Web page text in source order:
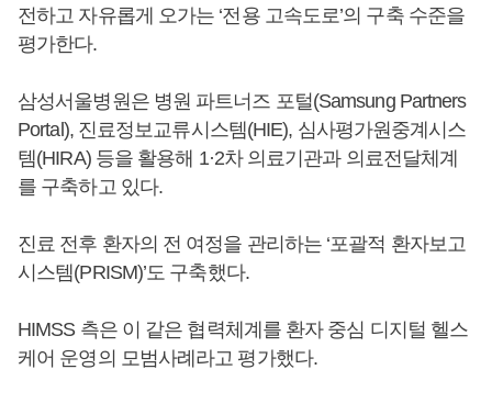
전하고 자유롭게 오가는 ‘전용 고속도로’의 구축 수준을
평가한다.
삼성서울병원은 병원 파트너즈 포털(Samsung Partners
Portal), 진료정보교류시스템(HIE), 심사평가원중계시스
템(HIRA) 등을 활용해 1·2차 의료기관과 의료전달체계
를 구축하고 있다.
진료 전후 환자의 전 여정을 관리하는 ‘포괄적 환자보고
시스템(PRISM)’도 구축했다.
HIMSS 측은 이 같은 협력체계를 환자 중심 디지털 헬스
케어 운영의 모범사례라고 평가했다.